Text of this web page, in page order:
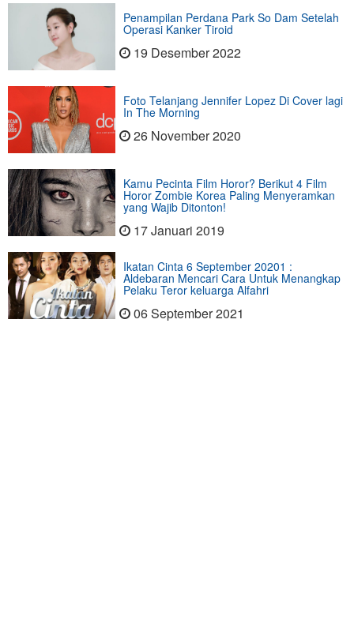
Penampilan Perdana Park So Dam Setelah
Operasi Kanker Tiroid
19 Desember 2022
Foto Telanjang Jennifer Lopez Di Cover lagi
In The Morning
26 November 2020
Kamu Pecinta Film Horor? Berikut 4 Film
Horor Zombie Korea Paling Menyeramkan
yang Wajib Ditonton!
17 Januari 2019
Ikatan Cinta 6 September 20201 :
Aldebaran Mencari Cara Untuk Menangkap
Pelaku Teror keluarga Alfahri
06 September 2021